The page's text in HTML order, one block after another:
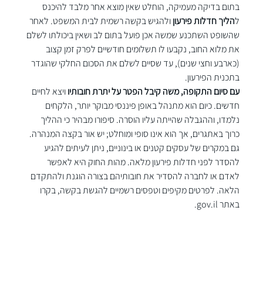
בתום בדיקה מעמיקה, הוחלט שאין מוצא אחר מלבד להיכנס
להליך חדלות פירעון ולהגיש בקשה רשמית לבית המשפט. לאחר
שהשופט השתכנע שמשה אכן פועל בתום לב ושאין ביכולתו לשלם
את מלוא החוב, נקבעו לו תשלומים חודשיים לפרק זמן קצוב
(כארבע וחצי שנים), עד שסיים לשלם את הסכום החלקי שהוגדר
בתכנית הפירעון.
עם סיום התקופה, משה קיבל הפטר על יתרת חובותיו ויצא לחיים
חדשים. כיום הוא מתנהל באופן פיננסי מבוקר יותר, הלקחים
נלמדו, וההגבלה שהייתה עליו הוסרה. סיפורו מבהיר כי ההליך
כרוך באתגרים, אך הוא אינו סופי ומוחלט; יש אור בקצה המנהרה.
גם במקרים של עסקים קטנים או בינוניים, ניתן לעיתים להגיע
להסדר לפני חדלות פירעון מלאה. מהות החוק היא לאפשר
לאדם או לחברה להסדיר את חובותיהם בצורה הוגנת ולהתקדם
הלאה. לפרטים מקיפים וטפסים רשמיים להגשת בקשה, בקרו
באתר gov.il
.